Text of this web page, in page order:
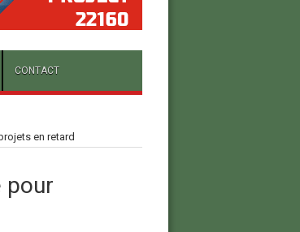
CONTACT
en retard
pour